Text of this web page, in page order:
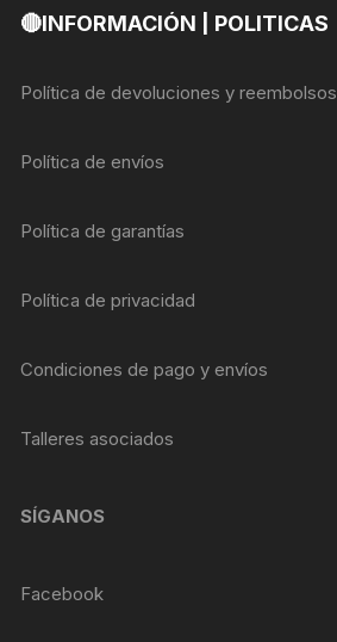
🔴INFORMACIÓN | POLITICAS
Política de devoluciones y reembolsos
Política de envíos
Política de garantías
Política de privacidad
Condiciones de pago y envíos
Talleres asociados
SÍGANOS
Facebook